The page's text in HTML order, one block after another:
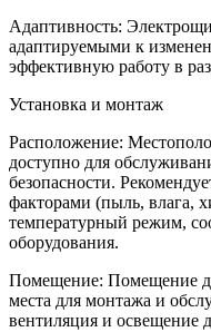
Адаптивность:
адаптируемыми к
эффективную работу в
Установка и монтаж
Расположение:
доступно для
безопасности.
факторами (пыль, влага,
температурный режим,
оборудования.
Помещение: Помещение
места для монтажа и
вентиляция и освещение